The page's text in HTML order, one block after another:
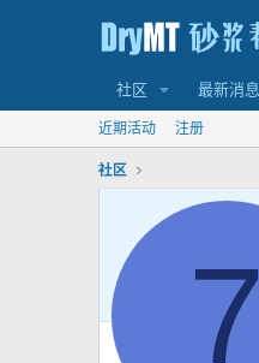
社区 最新消息
近期活动 注册
社区
7